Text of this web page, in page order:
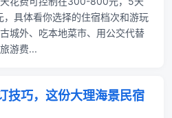
具体看你选择的住宿档次和游玩
城外、吃本地菜市、用公交代替
游费...
技巧，这份大理海景民宿